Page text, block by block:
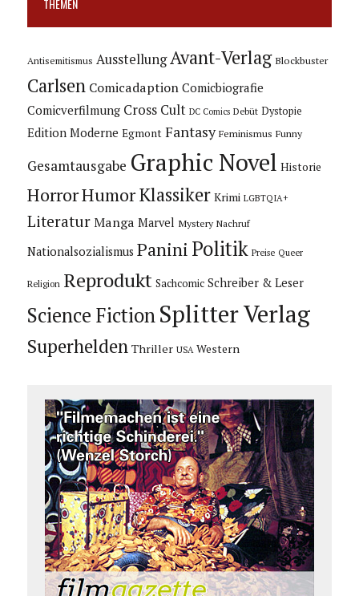
THEMEN
Antisemitismus Ausstellung Avant-Verlag Blockbuster
Carlsen Comicadaption Comicbiografie
Comicverfilmung Cross Cult DC Comics Debüt Dystopie
Edition Moderne Egmont Fantasy Feminismus Funny
Gesamtausgabe Graphic Novel Historie
HorrorHumorKlassiker Krimi LGBTQIA+
Literatur Manga Marvel Mystery Nachruf
Nationalsozialismus Panini Politik Preise Queer
Religion Reprodukt Sachcomic Schreiber & Leser
Science Fiction Splitter Verlag
Superhelden Thriller USA Western